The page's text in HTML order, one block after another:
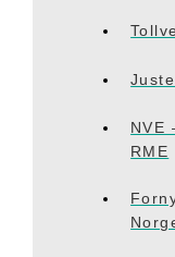
NVE
RME